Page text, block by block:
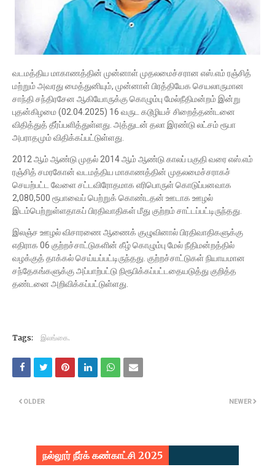
வடமத்திய மாகாணத்தின் முன்னாள் முதலமைச்சரான எஸ்.எம் ரஞ்சித்
மற்றும் அவரது மைத்துனியும், முன்னாள் பிரத்தியேக செயலாருமான
சாந்தி சந்திரசேன ஆகியோருக்கு கொழும்பு மேல்நீதிமன்றம் இன்று
புதன்கிழமை (02.04.2025) 16 வருட கடூழியச் சிறைத்தண்டனை
விதித்துத் தீர்ப்பளித்துள்ளது. அத்துடன் தலா இரண்டு லட்சம் ரூபா
அபராதமும் விதிக்கப்பட்டுள்ளது.
2012 ஆம் ஆண்டு முதல் 2014 ஆம் ஆண்டு காலப் பகுதி வரை எஸ்.எம்
ரஞ்சித் சமரகோன் வடமத்திய மாகாணத்தின் முதலமைச்சராகச்
செயற்பட்ட வேளை சட்டவிரோதமாக எரிபொருள் கொடுப்பனவாக
2,080,500 ரூபாவைப் பெற்றுக் கொண்டதன் ஊடாக ஊழல்
இடம்பெற்றுள்ளதாகப் பிரதிவாதிகள் மீது குற்றம் சாட்டப்பட்டிருந்தது.
இலஞ்ச ஊழல் விசாரணை ஆணைக் குழுவினால் பிரதிவாதிகளுக்கு
எதிராக 06 குற்றச்சாட்டுகளின் கீழ் கொழும்பு மேல் நீதிமன்றத்தில்
வழக்குத் தாக்கல் செய்யப்பட்டிருந்தது. குற்றச்சாட்டுகள் நியாயமான
சந்தேகங்களுக்கு அப்பாற்பட்டு நிரூபிக்கப்பட்டதையடுத்து குறித்த
தண்டனை அறிவிக்கப்பட்டுள்ளது.
Tags: இலங்கை.
NEWER
OLDER
நல்லூர் நீர்க் கண்காட்சி 2025